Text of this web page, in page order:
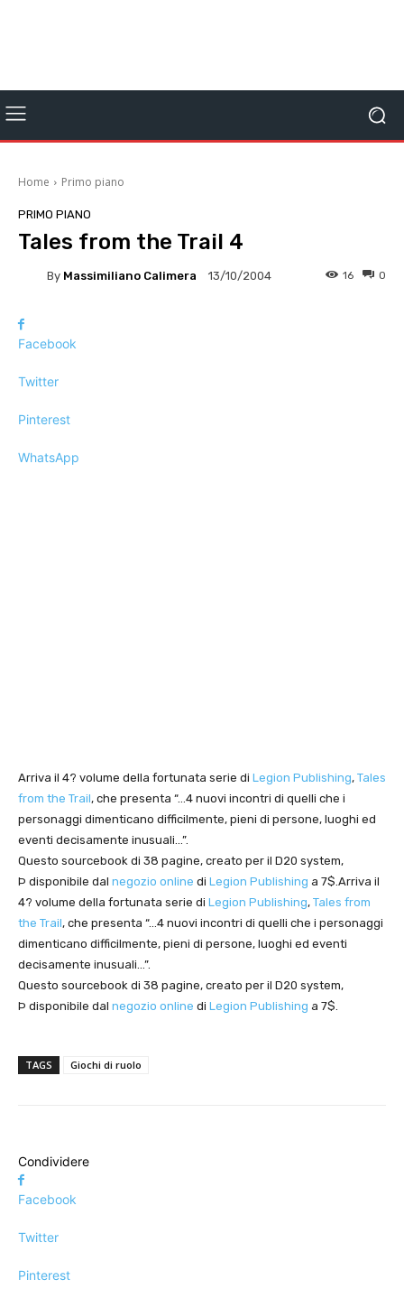
Home Primo piano
PRIMO PIANO
Tales from the Trail 4
By Massimiliano Calimera 13/10/2004 0
16
Facebook
Twitter
Pinterest
WhatsApp
Arriva il 4? volume della fortunata serie di Legion Publishing, Tales
from the Trail, che presenta “…4 nuovi incontri di quelli che i
personaggi dimenticano difficilmente, pieni di persone, luoghi ed
eventi decisamente inusuali…”.
Questo sourcebook di 38 pagine, creato per il D20 system,
Þ disponibile dal negozio online di Legion Publishing a 7$.Arriva il
4? volume della fortunata serie di Legion Publishing, Tales from
the Trail, che presenta “…4 nuovi incontri di quelli che i personaggi
dimenticano difficilmente, pieni di persone, luoghi ed eventi
decisamente inusuali…”.
Questo sourcebook di 38 pagine, creato per il D20 system,
Þ disponibile dal negozio online di Legion Publishing a 7$.
TAGS Giochi di ruolo
Condividere
Facebook
Twitter
Pinterest